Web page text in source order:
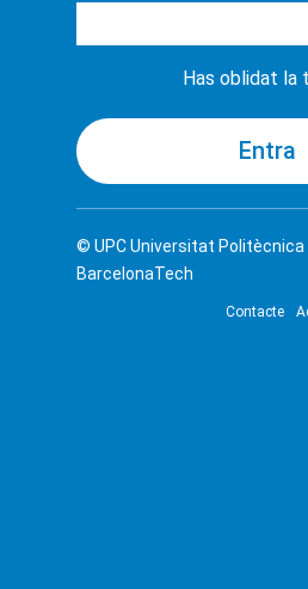
Has oblidat la
© UPCUniversitat Politècnica
BarcelonaTech
Contacte